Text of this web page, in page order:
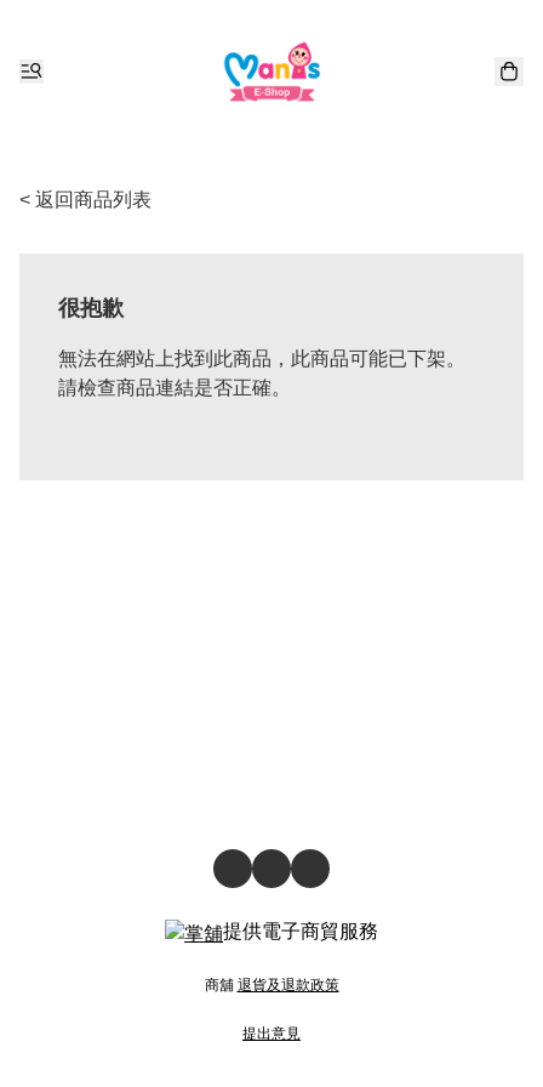
< 返回商品列表
很抱歉
無法在網站上找到此商品，此商品可能已下架。
請檢查商品連結是否正確。
提供電子商貿服務
商舖 退貨及退款政策
提出意見